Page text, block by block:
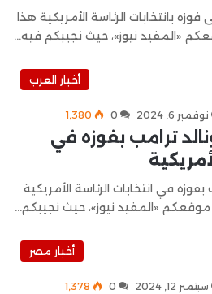
بانتخابات الرئاسة الأمريكية هذا
«المفيد نيوز»، حيث نجيبكم فيه…
أخبار العرب
نوفمبر 6, 2024 0 1٬380
ترامب بفوزه في
في انتخابات الرئاسة الأمريكية
«المفيد نيوز»، حيث نجيبكم…
أخبار مصر
سبتمبر 12, 2024 0 1٬378